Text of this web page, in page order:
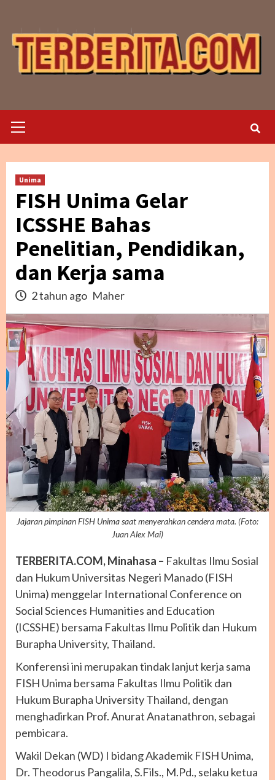
content
Menu
Unima
FISH Unima Gelar
ICSSHE Bahas
Penelitian, Pendidikan,
dan Kerja sama
2 tahun ago Maher
Jajaran pimpinan FISH Unima saat menyerahkan cendera mata. (Foto:
Juan Alex Mai)
TERBERITA.COM, Minahasa – Fakultas Ilmu Sosial
dan Hukum Universitas Negeri Manado (FISH
Unima) menggelar International Conference on
Social Sciences Humanities and Education
(ICSSHE) bersama Fakultas Ilmu Politik dan Hukum
Burapha University, Thailand.
Konferensi ini merupakan tindak lanjut kerja sama
FISH Unima bersama Fakultas Ilmu Politik dan
Hukum Burapha University Thailand, dengan
menghadirkan Prof. Anurat Anatanathron, sebagai
pembicara.
Wakil Dekan (WD) I bidang Akademik FISH Unima,
Dr. Theodorus Pangalila, S.Fils., M.Pd., selaku ketua